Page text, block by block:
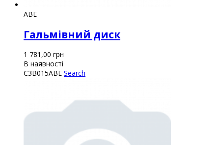
ABE
Гальмівний диск
1 781,00 грн
В наявності
C3B015ABE Search